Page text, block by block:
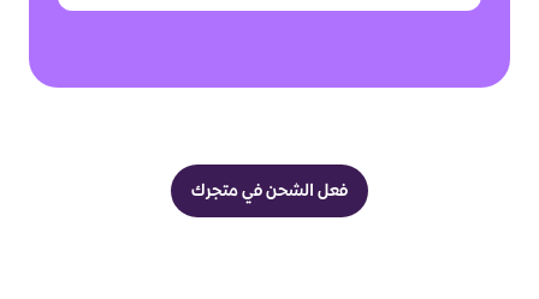
فعل الشحن في متجرك